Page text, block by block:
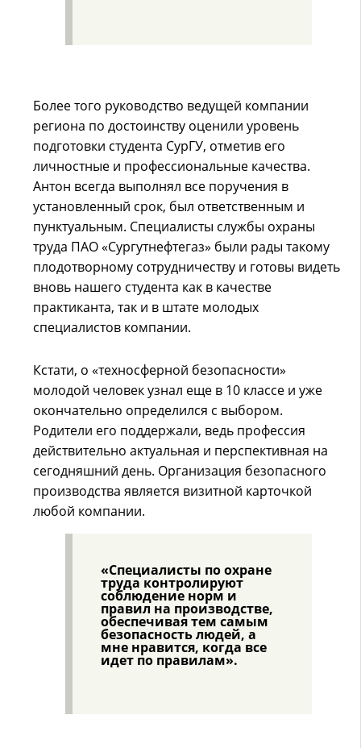
Более того руководство ведущей компании
региона по достоинству оценили уровень
подготовки студента СурГУ, отметив его
личностные и профессиональные качества.
Антон всегда выполнял все поручения в
установленный срок, был ответственным и
пунктуальным. Специалисты службы охраны
труда ПАО «Сургутнефтегаз» были рады такому
плодотворному сотрудничеству и готовы видеть
вновь нашего студента как в качестве
практиканта, так и в штате молодых
специалистов компании.
Кстати, о «техносферной безопасности»
молодой человек узнал еще в 10 классе и уже
окончательно определился с выбором.
Родители его поддержали, ведь профессия
действительно актуальная и перспективная на
сегодняшний день. Организация безопасного
производства является визитной карточкой
любой компании.
«Специалисты по охране
труда контролируют
соблюдение норм и
правил на производстве,
обеспечивая тем самым
безопасность людей, а
мне нравится, когда все
идет по правилам».